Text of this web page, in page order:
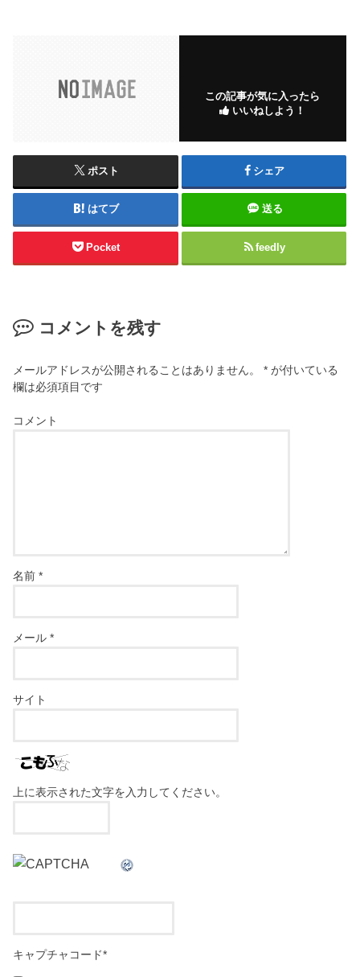
この記事が気に入ったら
いいねしよう！
ポスト シェア
はてブ 送る
Pocket feedly
コメントを残す
メールアドレスが公開されることはありません。 * が付いている
欄は必須項目です
コメント
名前*
メール*
サイト
上に表示された文字を入力してください。
キャプチャコード*